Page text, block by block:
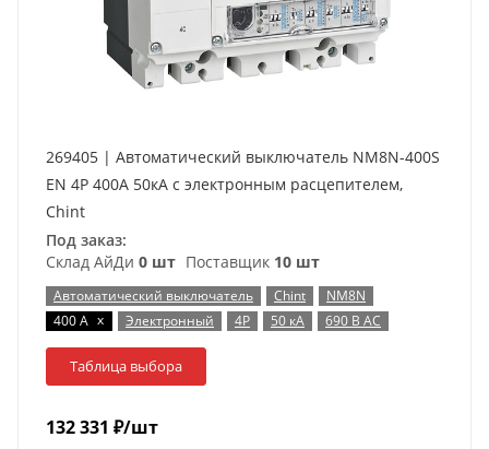
269405 | Автоматический выключатель NM8N-400S
EN 4P 400А 50кА с электронным расцепителем,
Chint
Под заказ:
Склад АйДи 0 шт Поставщик 10 шт
Автоматический выключатель Chint
NM8N
400 А x Электронный 4P 50 кА 690 В AC
Таблица выбора
132 331 ₽/шт